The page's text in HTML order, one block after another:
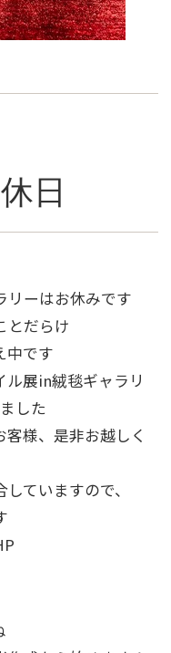
日
リーはお休みです
とだらけ
中です
ル展in絨毯ギャラリ
した
様、是非お越しく
ていますので、